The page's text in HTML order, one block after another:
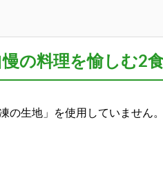
の料理を愉しむ2
の生地」を使用していません。